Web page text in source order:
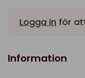
Logga in för
Information